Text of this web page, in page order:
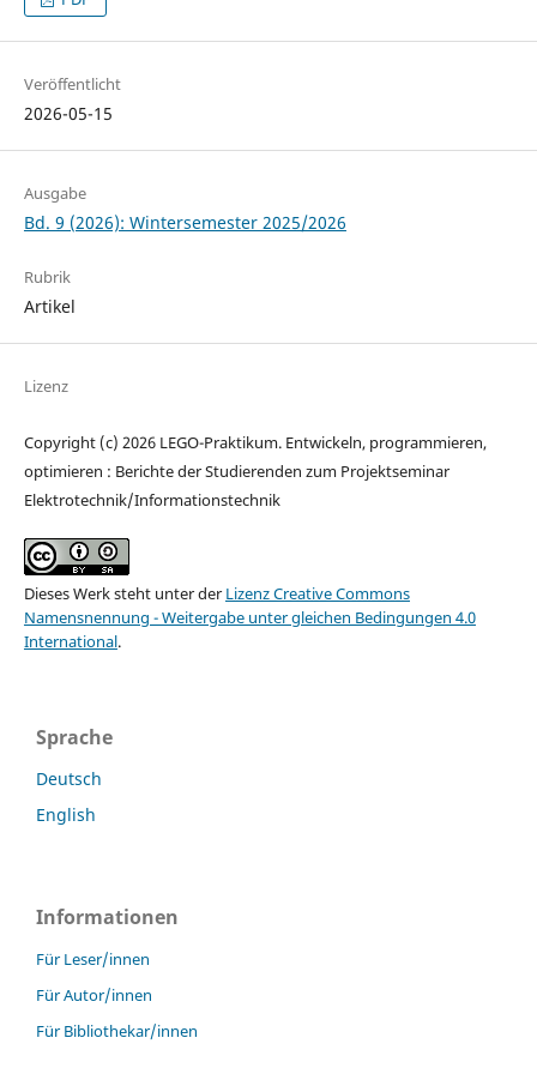
Veröffentlicht
2026-05-15
Ausgabe
Bd. 9 (2026): Wintersemester 2025/2026
Rubrik
Artikel
Lizenz
Copyright (c) 2026 LEGO-Praktikum. Entwickeln, programmieren,
optimieren : Berichte der Studierenden zum Projektseminar
Elektrotechnik/Informationstechnik
Dieses Werk steht unter der Lizenz Creative Commons
Namensnennung - Weitergabe unter gleichen Bedingungen 4.0
International.
Sprache
Deutsch
English
Informationen
Für Leser/innen
Für Autor/innen
Für Bibliothekar/innen